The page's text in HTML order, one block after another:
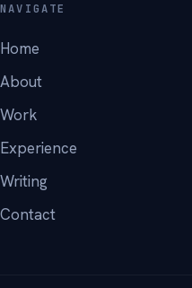
NAVIGATE
Home
About
Work
Experience
Writing
Contact